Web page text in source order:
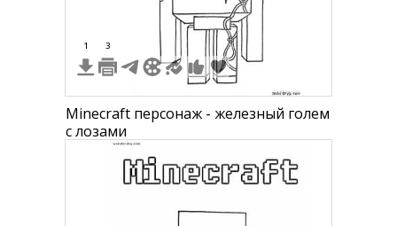
1 3
Minecraft персонаж - железный голем
с лозами